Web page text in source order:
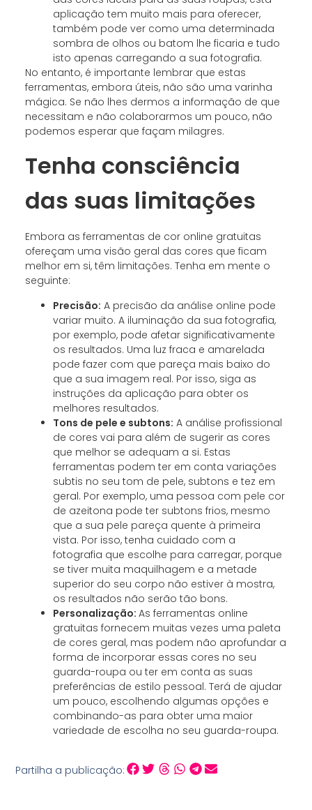
aplicação tem muito mais para oferecer,
também pode ver como uma determinada
sombra de olhos ou batom lhe ficaria e tudo
isto apenas carregando a sua fotografia.
No entanto, é importante lembrar que estas
ferramentas, embora úteis, não são uma varinha
mágica. Se não lhes dermos a informação de que
necessitam e não colaborarmos um pouco, não
podemos esperar que façam milagres.
Tenha consciência
das suas limitações
Embora as ferramentas de cor online gratuitas
ofereçam uma visão geral das cores que ficam
melhor em si, têm limitações. Tenha em mente o
seguinte:
Precisão: A precisão da análise online pode
variar muito. A iluminação da sua fotografia,
por exemplo, pode afetar significativamente
os resultados. Uma luz fraca e amarelada
pode fazer com que pareça mais baixo do
que a sua imagem real. Por isso, siga as
instruções da aplicação para obter os
melhores resultados.
Tons de pele e subtons: A análise profissional
de cores vai para além de sugerir as cores
que melhor se adequam a si. Estas
ferramentas podem ter em conta variações
subtis no seu tom de pele, subtons e tez em
geral. Por exemplo, uma pessoa com pele cor
de azeitona pode ter subtons frios, mesmo
que a sua pele pareça quente à primeira
vista. Por isso, tenha cuidado com a
fotografia que escolhe para carregar, porque
se tiver muita maquilhagem e a metade
superior do seu corpo não estiver à mostra,
os resultados não serão tão bons.
Personalização: As ferramentas online
gratuitas fornecem muitas vezes uma paleta
de cores geral, mas podem não aprofundar a
forma de incorporar essas cores no seu
guarda-roupa ou ter em conta as suas
preferências de estilo pessoal. Terá de ajudar
um pouco, escolhendo algumas opções e
combinando-as para obter uma maior
variedade de escolha no seu guarda-roupa.
Partilha a publicação: